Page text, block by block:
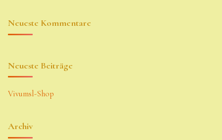
Neueste Kommentare
Neueste Beiträge
Vivumsl-Shop
Archiv